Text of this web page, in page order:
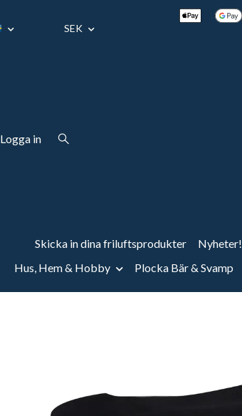
SEK
Logga in
Skicka in dina friluftsprodukter Nyheter!
Hus, Hem & Hobby
Plocka Bär & Svamp